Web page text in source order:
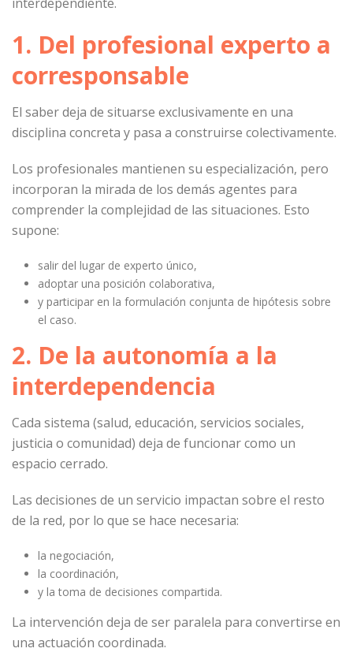
1. Del profesional experto a
corresponsable
El saber deja de situarse exclusivamente en una
disciplina concreta y pasa a construirse colectivamente.
Los profesionales mantienen su especialización, pero
incorporan la mirada de los demás agentes para
comprender la complejidad de las situaciones. Esto
supone:
salir del lugar de experto único,
adoptar una posición colaborativa,
y participar en la formulación conjunta de hipótesis sobre
el caso.
2. De la autonomía a la
interdependencia
Cada sistema (salud, educación, servicios sociales,
justicia o comunidad) deja de funcionar como un
espacio cerrado.
Las decisiones de un servicio impactan sobre el resto
de la red, por lo que se hace necesaria:
la negociación,
la coordinación,
y la toma de decisiones compartida.
La intervención deja de ser paralela para convertirse en
una actuación coordinada.